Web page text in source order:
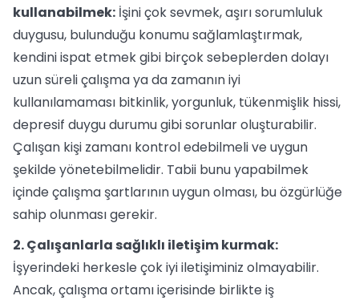
kullanabilmek: İşini çok sevmek, aşırı sorumluluk
duygusu, bulunduğu konumu sağlamlaştırmak,
kendini ispat etmek gibi birçok sebeplerden dolayı
uzun süreli çalışma ya da zamanın iyi
kullanılamaması bitkinlik, yorgunluk, tükenmişlik hissi,
depresif duygu durumu gibi sorunlar oluşturabilir.
Çalışan kişi zamanı kontrol edebilmeli ve uygun
şekilde yönetebilmelidir. Tabii bunu yapabilmek
içinde çalışma şartlarının uygun olması, bu özgürlüğe
sahip olunması gerekir.
2. Çalışanlarla sağlıklı iletişim kurmak:
İşyerindeki herkesle çok iyi iletişiminiz olmayabilir.
Ancak, çalışma ortamı içerisinde birlikte iş